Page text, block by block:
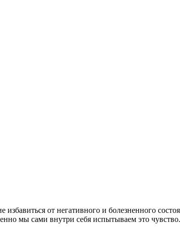
от негативного и болезненного
мы сами внутри себя испытываем это